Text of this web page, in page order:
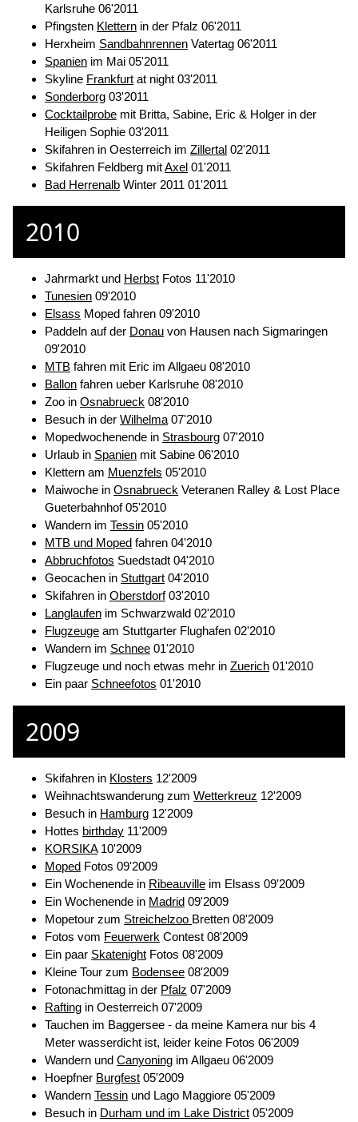
Karlsruhe 06'2011
Pfingsten Klettern in der Pfalz 06'2011
Herxheim Sandbahnrennen Vatertag 06'2011
Spanien im Mai 05'2011
Skyline Frankfurt at night 03'2011
Sonderborg 03'2011
Cocktailprobe mit Britta, Sabine, Eric & Holger in der
Heiligen Sophie 03'2011
Skifahren in Oesterreich im Zillertal 02'2011
Skifahren Feldberg mitAxel 01'2011
Bad Herrenalb Winter 2011 01'2011
2010
Jahrmarkt und Herbst Fotos 11'2010
Tunesien 09'2010
Elsass Moped fahren 09'2010
Paddeln auf der Donau von Hausen nach Sigmaringen
09'2010
MTB fahren mit Eric im Allgaeu 08'2010
Ballon fahren ueber Karlsruhe 08'2010
Zoo in Osnabrueck 08'2010
Besuch in der Wilhelma 07'2010
Mopedwochenende in Strasbourg 07'2010
Urlaub in Spanien mit Sabine 06'2010
Klettern am Muenzfels 05'2010
Maiwoche in Osnabrueck Veteranen Ralley & Lost Place
Gueterbahnhof 05'2010
Wandern im Tessin 05'2010
MTB und Moped fahren 04'2010
Abbruchfotos Suedstadt 04'2010
Geocachen in Stuttgart 04'2010
Skifahren in Oberstdorf03'2010
Langlaufen im Schwarzwald 02'2010
Flugzeuge am Stuttgarter Flughafen 02'2010
Wandern im Schnee 01'2010
Flugzeuge und noch etwas mehr in Zuerich 01'2010
Ein paar Schneefotos 01'2010
2009
Skifahren in Klosters 12'2009
Weihnachtswanderung zum Wetterkreuz 12'2009
Besuch in Hamburg 12'2009
Hottes birthday 11'2009
KORSIKA10'2009
Moped Fotos 09'2009
Ein Wochenende in Ribeauville im Elsass 09'2009
Ein Wochenende in Madrid 09'2009
Mopetour zum Streichelzoo Bretten 08'2009
Fotos vom Feuerwerk Contest 08'2009
Ein paar Skatenight Fotos 08'2009
Kleine Tour zum Bodensee 08'2009
Fotonachmittag in der Pfalz 07'2009
Rafting in Oesterreich 07'2009
Tauchen im Baggersee - da meine Kamera nur bis 4
Meter wasserdicht ist, leider keine Fotos 06'2009
Wandern und Canyoning im Allgaeu 06'2009
Hoepfner Burgfest 05'2009
Wandern Tessin und Lago Maggiore 05'2009
Besuch in Durham und im Lake District 05'2009